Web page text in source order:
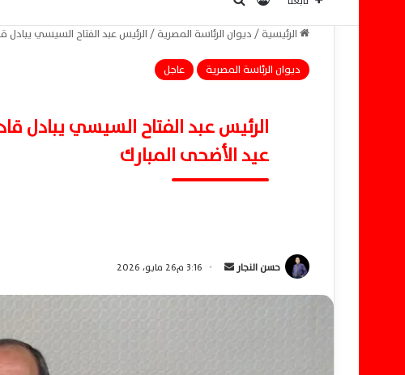
الرئيسية/ديوان الرئاسة المصرية/الرئيس عبد الفتاح السيسي يبادل
ديوان الرئاسة المصرية
عاجل
الرئيس عبد الفتاح السيسي يبادل
عيد الأضحى المبارك
حسن النجار 3:16 م26 مايو، 2026